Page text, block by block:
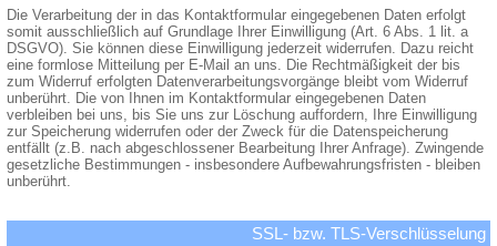
Die Verarbeitung der in das Kontaktformular eingegebenen Daten erfolgt
somit ausschließlich auf Grundlage Ihrer Einwilligung (Art. 6 Abs. 1 lit. a
DSGVO). Sie können diese Einwilligung jederzeit widerrufen. Dazu reicht
eine formlose Mitteilung per E-Mail an uns. Die Rechtmäßigkeit der bis
zum Widerruf erfolgten Datenverarbeitungsvorgänge bleibt vom Widerruf
unberührt. Die von Ihnen im Kontaktformular eingegebenen Daten
verbleiben bei uns, bis Sie uns zur Löschung auffordern, Ihre Einwilligung
zur Speicherung widerrufen oder der Zweck für die Datenspeicherung
entfällt (z.B. nach abgeschlossener Bearbeitung Ihrer Anfrage). Zwingende
gesetzliche Bestimmungen - insbesondere Aufbewahrungsfristen - bleiben
unberührt.
SSL- bzw. TLS-Verschlüsselung